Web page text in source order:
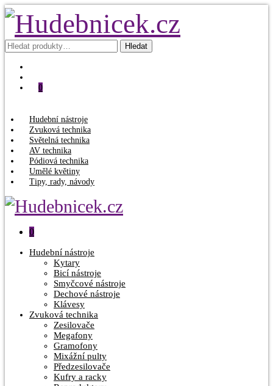
Hledat: Hledat
0
Hudební nástroje
Zvuková technika
Světelná technika
AV technika
Pódiová technika
Umělé květiny
Tipy, rady, návody
0
Hudební nástroje
Kytary
Bicí nástroje
Smyčcové nástroje
Dechové nástroje
Klávesy
Zvuková technika
Zesilovače
Megafony
Gramofony
Mixážní pulty
Předzesilovače
Kufry a racky